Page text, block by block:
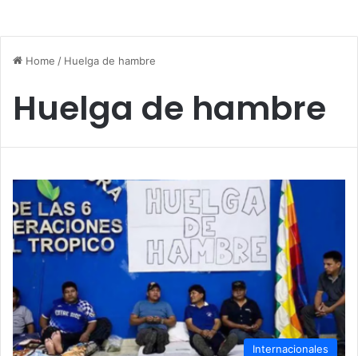
Home / Huelga de hambre
Huelga de hambre
Internacionales